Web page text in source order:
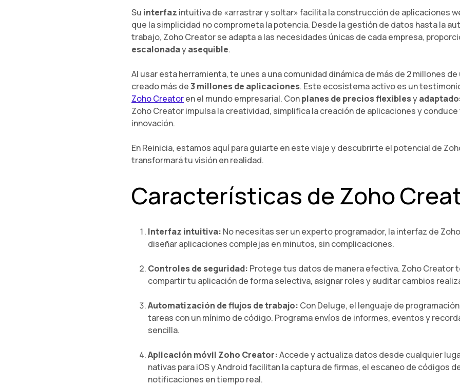
Su interfaz intuitiva de «arrastrar y soltar» facilita la construcción de aplicaciones
que la simplicidad no comprometa la potencia. Desde la gestión de datos hasta la
trabajo, Zoho Creator se adapta a las necesidades únicas de cada empresa,
escalonadayasequible.
Al usar esta herramienta, te unes a una comunidad dinámica de más de 2 millones
creado más de3 millones de aplicaciones. Este ecosistema activo es un
Zoho Creatoren el mundo empresarial. Conplanes de precios flexiblesy
Zoho Creator impulsa la creatividad, simplifica la creación de aplicaciones y
innovación.
En Reinicia, estamos aquí para guiarte en este viaje y descubrirte el potencial de
transformará tu visión en realidad.
Características de Zoho
Interfaz intuitiva: No necesitas ser un experto programador, la interfaz de
diseñar aplicaciones complejas en minutos, sin complicaciones.
Controles de seguridad: Protege tus datos de manera efectiva. Zoho Creator
compartir tu aplicación de forma selectiva, asignar roles y auditar cambios
Automatización de flujos de trabajo: Con Deluge, el lenguaje de
tareas con un mínimo de código. Programa envíos de informes, eventos y
sencilla.
Aplicación móvil Zoho Creator:Accede y actualiza datos desde cualquier
nativas para iOS y Android facilitan la captura de firmas, el escaneo de códigos
notificaciones en tiempo real.